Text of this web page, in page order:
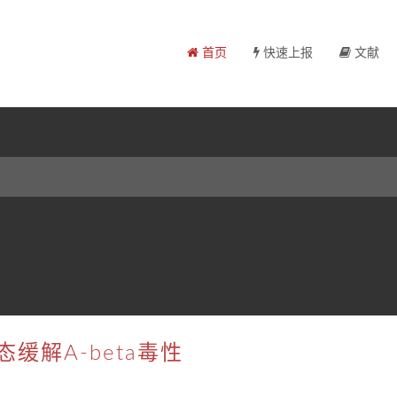
首页 快速上报 文献
缓解A-beta毒性